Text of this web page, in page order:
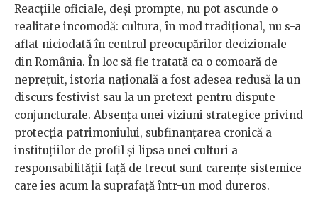
Reacțiile oficiale, deși prompte, nu pot ascunde o
realitate incomodă: cultura, în mod tradițional, nu s-a
aflat niciodată în centrul preocupărilor decizionale
din România. În loc să fie tratată ca o comoară de
neprețuit, istoria națională a fost adesea redusă la un
discurs festivist sau la un pretext pentru dispute
conjuncturale. Absența unei viziuni strategice privind
protecția patrimoniului, subfinanțarea cronică a
instituțiilor de profil și lipsa unei culturi a
responsabilității față de trecut sunt carențe sistemice
care ies acum la suprafață într-un mod dureros.